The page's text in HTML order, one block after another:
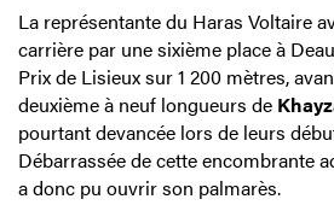
La représentante du Haras Voltaire
carrière par une sixième place à
Prix de Lisieux sur 1 200 mètres,
deuxième à neuf longueurs de
pourtant devancée lors de leurs
Débarrassée de cette encombrante
a donc pu ouvrir son palmarès.